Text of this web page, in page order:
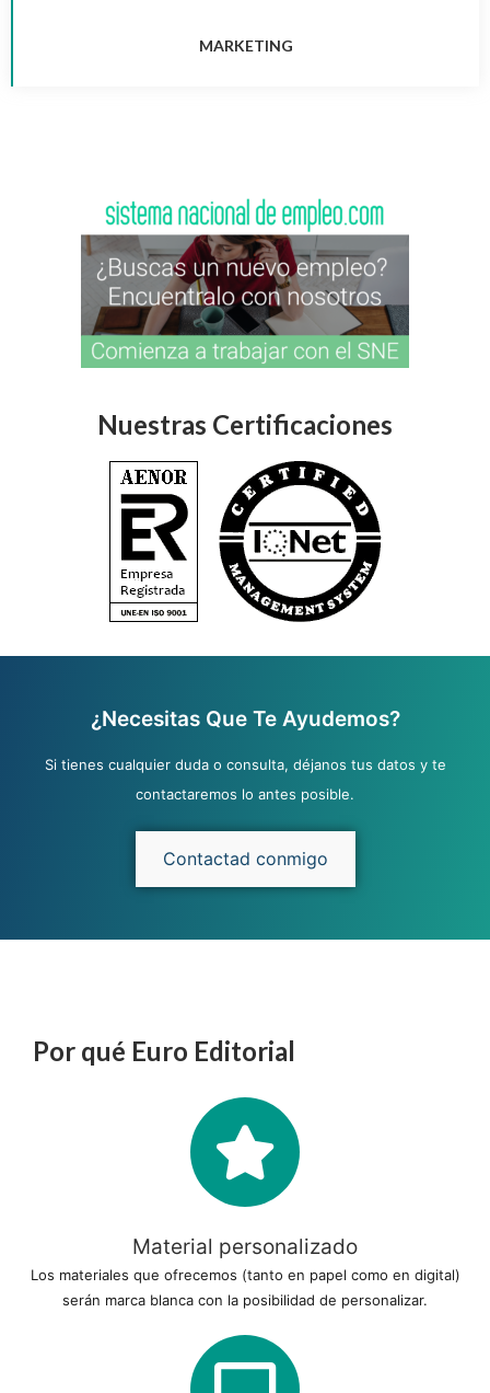
MARKETING
Nuestras Certificaciones
¿Necesitas Que Te Ayudemos?
Si tienes cualquier duda o consulta, déjanos tus datos y te
contactaremos lo antes posible.
Contactad conmigo
Por qué Euro Editorial
Material personalizado
Los materiales que ofrecemos (tanto en papel como en digital)
serán marca blanca con la posibilidad de personalizar.